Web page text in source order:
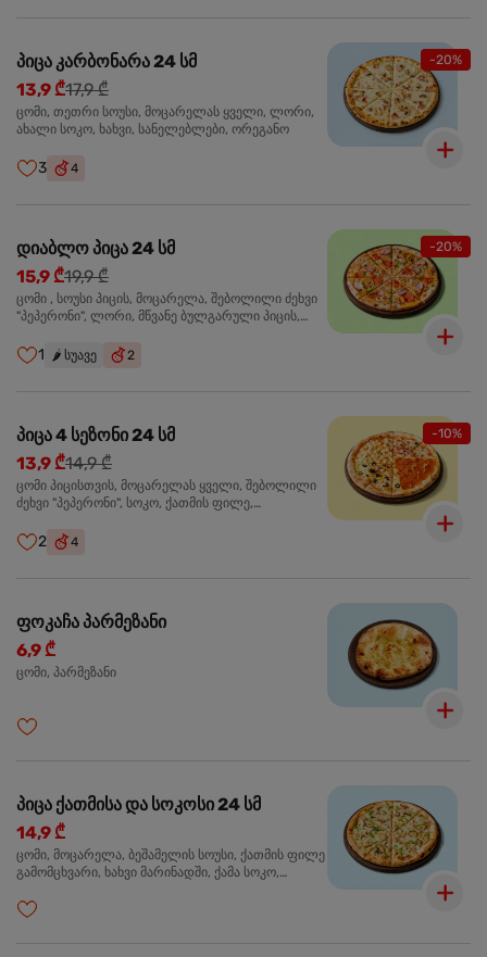
-20%
პიცა კარბონარა 24 სმ
13,9 ₾17,9 ₾
ცომი, თეთრი სოუსი, მოცარელას ყველი, ლორი,
ახალი სოკო, ხახვი, სანელებლები, ორეგანო
3 4
-20%
დიაბლო პიცა 24 სმ
15,9 ₾19,9 ₾
ცომი , სოუსი პიცის, მოცარელა, შებოლილი ძეხვი
"პეპერონი", ლორი, მწვანე ბულგარული პიცის,
1 🌶️ სუავე 2
-10%
პიცა 4 სეზონი 24 სმ
13,9 ₾14,9 ₾
ცომი პიცისთვის, მოცარელას ყველი, შებოლილი
ძეხვი "პეპერონი", სოკო, ქათმის ფილე,
2 4
ფოკაჩა პარმეზანი
6,9 ₾
ცომი, პარმეზანი
პიცა ქათმისა და სოკოსი 24 სმ
14,9 ₾
ცომი, მოცარელა, ბეშამელის სოუსი, ქათმის ფილე
გამომცხვარი, ხახვი მარინადში, ქამა სოკო,